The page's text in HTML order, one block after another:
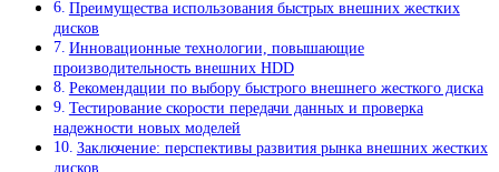
Преимущества использования быстрых внешних жестких
дисков
Инновационные технологии, повышающие
производительность внешних HDD
Рекомендации по выбору быстрого внешнего жесткого диска
Тестирование скорости передачи данных и проверка
надежности новых моделей
Заключение: перспективы развития рынка внешних жестких
дисков